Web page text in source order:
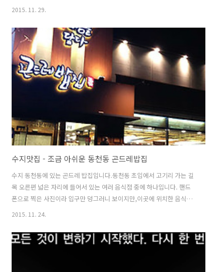
만, 오래된 호텔이라 최신의 시설은 아니라서 좋은 시설을 원하는 분들에
지고 있고 제주올레길6코스의 길목에 위치하여 지리적으로 해변길을 산
책할 수 있는 곳 아이 둘을 데리고 자려니 가끔은 침대가 작은 곳은 불편
하기도 해서이번에는 온돌방을 선택근데.. 온돌이긴 하지만.. 참 아담하
다..문 앞에 조그마한 화장실을 제외하고 딱 위 사진의 모습이 전부그나
마 해변뷰도 아니어서 창문밖으로 보이는 것은 주차장 뿐. ㅠㅠ 로비도
공간이 크진 않지만 깔끔..
2015. 11. 29.
수지맛집 - 조금 아쉬운 동천동 곤드레밥집
수지 동천동에 있는 곤드레 밥집입니다.동천동 초입에서 고기리 가는 길
목 오른편 넓은 자리에 들어서 있는 여러 음식점 중에 하나입니다. 핸드
폰으로 찍은 사진이라 입구만 덩그러니 보이지만,이곳에 위치한 음식점
들이 대체로 그렇듯이 곤드레밥집 역시 넓은 공간을 자랑합니다.주차장
입구 바로 왼편으로 대기실이 보이네요.이날은 사람이 별로 없었지만, 평
소에는 꽤 많은 사람이 오나봅니다. 대기실도 따로 마련할 정도이니,아
2015. 11. 24.